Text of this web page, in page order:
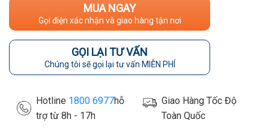
MUA NGAY
Gọi điện xác nhận và giao hàng tận nơi
GỌI LẠI TƯ VẤN
Chúng tôi sẽ gọi lại tư vấn MIỄN PHÍ
Hotline 1800 6977hỗ
trợ từ 8h - 17h
Giao Hàng Tốc Độ
Toàn Quốc